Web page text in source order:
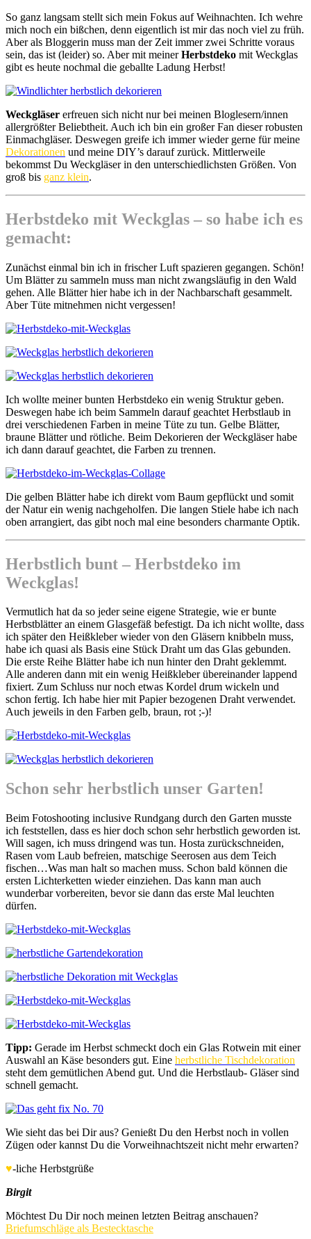
So ganz langsam stellt sich mein Fokus auf Weihnachten. Ich wehre
mich noch ein bißchen, denn eigentlich ist mir das noch viel zu früh.
Aber als Bloggerin muss man der Zeit immer zwei Schritte voraus
sein, das ist (leider) so. Aber mit meinerHerbstdeko mit Weckglas
gibt es heute nochmal die geballte Ladung Herbst!
Weckgläser erfreuen sich nicht nur bei meinen Bloglesern/innen
allergrößter Beliebtheit. Auch ich bin ein großer Fan dieser robusten
Einmachgläser. Deswegen greife ich immer wieder gerne für meine
Dekorationen und meine DIY’s darauf zurück. Mittlerweile
bekommst Du Weckgläser in den unterschiedlichsten Größen. Von
groß bis ganz klein.
Herbstdeko mit Weckglas – so habe ich es
gemacht:
Zunächst einmal bin ich in frischer Luft spazieren gegangen. Schön!
Um Blätter zu sammeln muss man nicht zwangsläufig in den Wald
gehen. Alle Blätter hier habe ich in der Nachbarschaft gesammelt.
Aber Tüte mitnehmen nicht vergessen!
Ich wollte meiner bunten Herbstdeko ein wenig Struktur geben.
Deswegen habe ich beim Sammeln darauf geachtet Herbstlaub in
drei verschiedenen Farben in meine Tüte zu tun. Gelbe Blätter,
braune Blätter und rötliche. Beim Dekorieren der Weckgläser habe
ich dann darauf geachtet, die Farben zu trennen.
Die gelben Blätter habe ich direkt vom Baum gepflückt und somit
der Natur ein wenig nachgeholfen. Die langen Stiele habe ich nach
oben arrangiert, das gibt noch mal eine besonders charmante Optik.
Herbstlich bunt – Herbstdeko im
Weckglas!
Vermutlich hat da so jeder seine eigene Strategie, wie er bunte
Herbstblätter an einem Glasgefäß befestigt. Da ich nicht wollte, dass
ich später den Heißkleber wieder von den Gläsern knibbeln muss,
habe ich quasi als Basis eine Stück Draht um das Glas gebunden.
Die erste Reihe Blätter habe ich nun hinter den Draht geklemmt.
Alle anderen dann mit ein wenig Heißkleber übereinander lappend
fixiert. Zum Schluss nur noch etwas Kordel drum wickeln und
schon fertig. Ich habe hier mit Papier bezogenen Draht verwendet.
Auch jeweils in den Farben gelb, braun, rot ;-)!
Schon sehr herbstlich unser Garten!
Beim Fotoshooting inclusive Rundgang durch den Garten musste
ich feststellen, dass es hier doch schon sehr herbstlich geworden ist.
Will sagen, ich muss dringend was tun. Hosta zurückschneiden,
Rasen vom Laub befreien, matschige Seerosen aus dem Teich
fischen…Was man halt so machen muss. Schon bald können die
ersten Lichterketten wieder einziehen. Das kann man auch
wunderbar vorbereiten, bevor sie dann das erste Mal leuchten
dürfen.
Tipp: Gerade im Herbst schmeckt doch ein Glas Rotwein mit einer
Auswahl an Käse besonders gut. Eine herbstliche Tischdekoration
steht dem gemütlichen Abend gut. Und die Herbstlaub- Gläser sind
schnell gemacht.
Wie sieht das bei Dir aus? Genießt Du den Herbst noch in vollen
Zügen oder kannst Du die Vorweihnachtszeit nicht mehr erwarten?
♥-liche Herbstgrüße
Birgit
Möchtest Du Dir noch meinen letzten Beitrag anschauen?
Briefumschläge als Bestecktasche